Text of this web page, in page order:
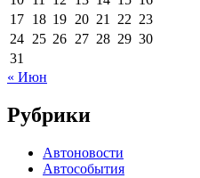
17 18 19 20 21 22 23
24 25 26 27 28 29 30
31
« Июн
Рубрики
Автоновости
Автособытия